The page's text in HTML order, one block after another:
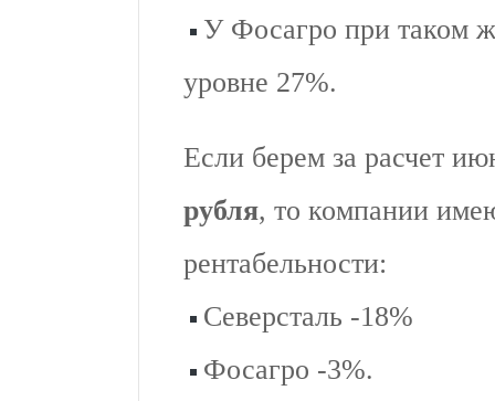
У Фосагро при таком
уровне 27%.
Если берем за расчет
рубля, то компании
рентабельности:
Северсталь -18%
Фосагро -3%.